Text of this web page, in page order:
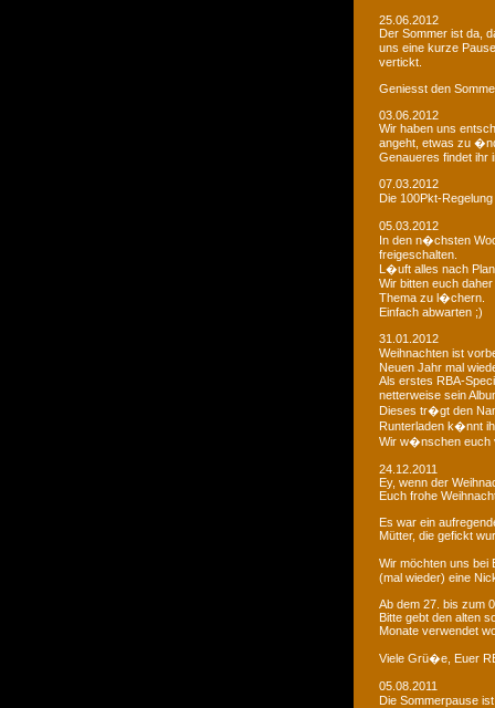
25.06.2012
Der Sommer ist da,
uns eine kurze
vertickt.
Geniesst den
03.06.2012
Wir haben uns
angeht, etwas zu
Genaueres findet ihr
07.03.2012
Die 100Pkt-
05.03.2012
In den n�chsten
freigeschalten.
L�uft alles nach
Wir bitten euch
Thema zu l�chern.
Einfach abwarten ;)
31.01.2012
Weihnachten ist
Neuen Jahr mal
Als erstes RBA-
netterweise sein
Dieses tr�gt den
Runterladen k�nnt
Wir w�nschen
24.12.2011
Ey, wenn der
Euch frohe
Es war ein
Mütter, die gefickt
Wir möchten uns bei
(mal wieder) eine
Ab dem 27. bis zum
Bitte gebt den alten
Monate verwendet
Viele Grü�e, Euer
05.08.2011
Die Sommerpause